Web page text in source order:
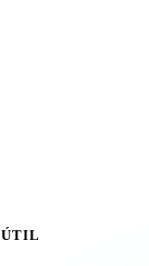
ÚTIL